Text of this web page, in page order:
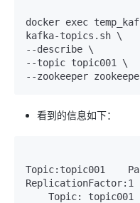
docker exec
kafka-topics.sh \
--describe \
--topic topic001 \
--zookeeper
看到的信息如下：
Topic:topic001